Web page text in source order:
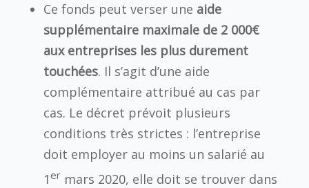
Ce fonds peut verser une aide
supplémentaire maximale de 2 000€
aux entreprises les plus durement
touchées. Il s’agit d’une aide
complémentaire attribué au cas par
cas. Le décret prévoit plusieurs
conditions très strictes : l’entreprise
doit employer au moins un salarié au
1ermars 2020, elle doit se trouver dans